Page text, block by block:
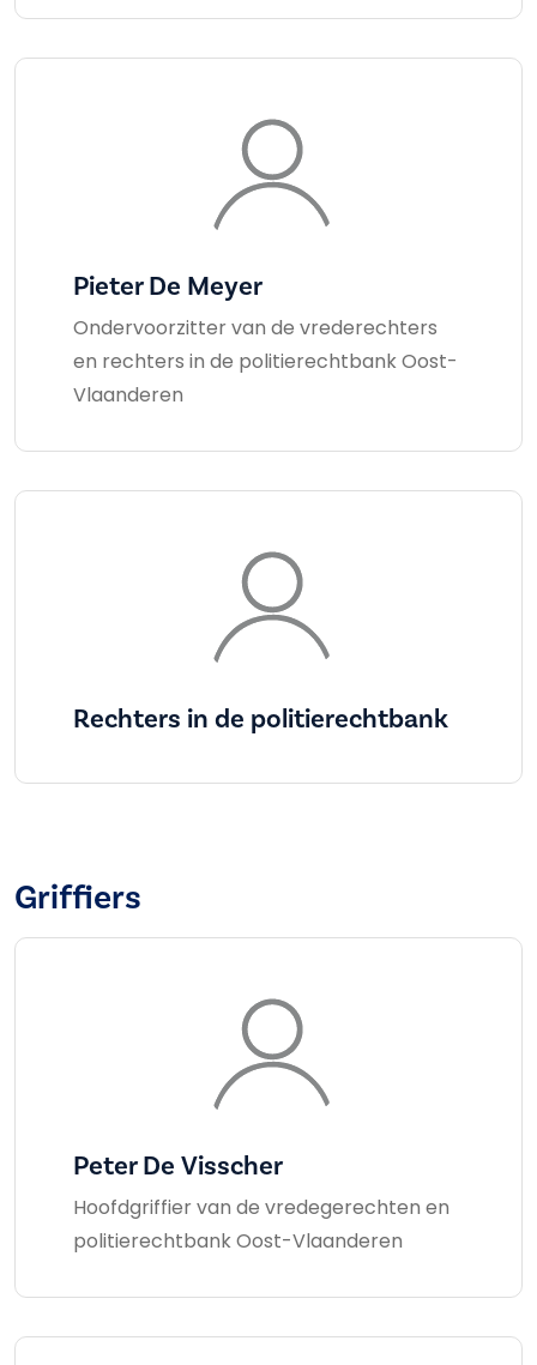
Pieter De Meyer
Ondervoorzitter van de vrederechters
en rechters in de politierechtbank Oost-
Vlaanderen
Rechters in de politierechtbank
Griffiers
Peter De Visscher
Hoofdgriffier van de vredegerechten en
politierechtbank Oost-Vlaanderen